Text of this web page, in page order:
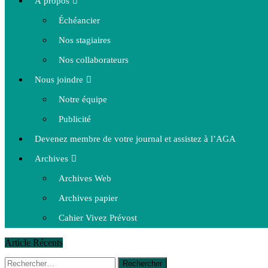
Échéancier
Nos stagiaires
Nos collaborateurs
Nous joindre
Notre équipe
Publicité
Devenez membre de votre journal et assistez à l’AGA
Archives
Archives Web
Archives papier
Cahier Vivez Prévost
Article Récents
14 octobre 2015
La course de boîtes à savon du club
Rechercher :